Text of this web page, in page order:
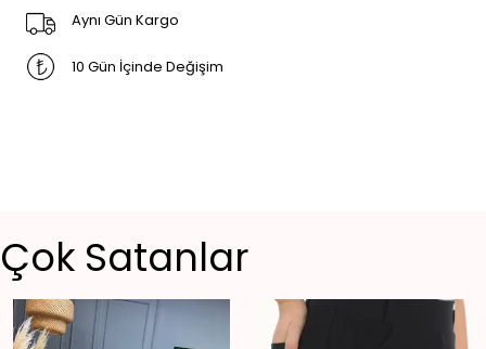
Aynı Gün Kargo
10 Gün İçinde Değişim
Çok Satanlar